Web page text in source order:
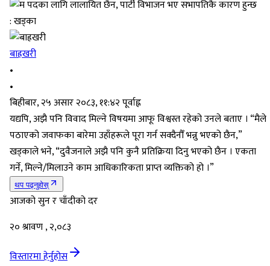
बाह्रखरी
•
•
बिहीबार, २५ असार २०८३, ११:४२ पूर्वाह्न
यद्यपि, अझै पनि विवाद मिल्ने विषयमा आफू विश्वस्त रहेको उनले बताए । “मैले
पठाएको जवाफका बारेमा उहाँहरूले पूरा गर्न सक्दैनौँ भन्नु भएको छैन,”
खड्काले भने, “दुवैजनाले अझै पनि कुनै प्रतिक्रिया दिनु भएको छैन । एकता
गर्ने, मिल्ने/मिलाउने काम आधिकारिकता प्राप्त व्यक्तिको हो ।”
थप पढ्नुहोस्
आजको सुन र चाँदीको दर
२० श्रावण , २,०८३
विस्तारमा हेर्नुहोस